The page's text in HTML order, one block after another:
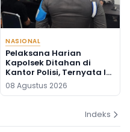
NASIONAL
Pelaksana Harian
Kapolsek Ditahan di
Kantor Polisi, Ternyata Ini
Penyebabnya
08 Agustus 2026
Indeks